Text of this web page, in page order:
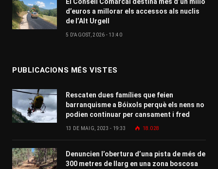
El Consell Comarcal destina més d’un milió
d’euros a millorar els accessos als nuclis
de l’Alt Urgell
5 D'AGOST, 2026 - 13:40
PUBLICACIONS MÉS VISTES
Rescaten dues famílies que feien
barranquisme a Bóixols perquè els nens no
podien continuar per cansament i fred
13 DE MAIG, 2023 - 19:33 18.028
Denuncien l’obertura d’una pista de més de
300 metres de llarg en una zona boscosa